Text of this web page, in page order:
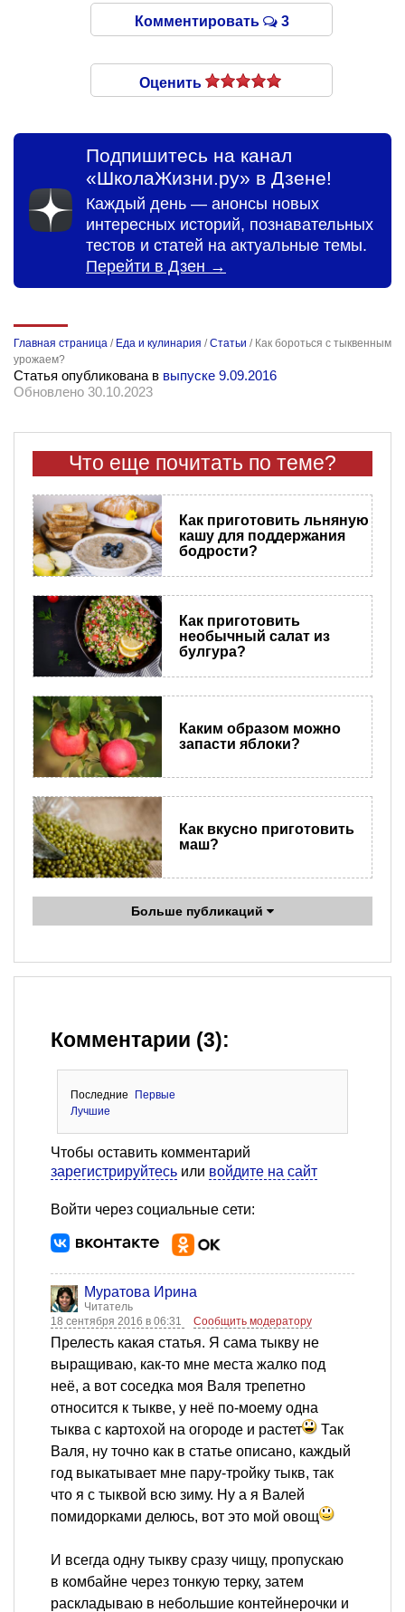
Комментировать 3
Оценить
Подпишитесь на канал
«ШколаЖизни.ру» в Дзене!
Каждый день — анонсы новых
интересных историй, познавательных
тестов и статей на актуальные темы.
Перейти в Дзен →
Главная страница / Еда и кулинария /Статьи / Как бороться с тыквенным
урожаем?
Статья опубликована в выпуске 9.09.2016
Обновлено 30.10.2023
Что еще почитать по теме?
Как приготовить льняную
кашу для поддержания
бодрости?
Как приготовить
необычный салат из
булгура?
Каким образом можно
запасти яблоки?
Как вкусно приготовить
маш?
Больше публикаций
Комментарии (3):
Последние
Первые
Лучшие
Чтобы оставить комментарий
зарегистрируйтесь или войдите на сайт
Войти через социальные сети:
Муратова Ирина
Читатель
18 сентября 2016 в 06:31
Сообщить модератору
Прелесть какая статья. Я сама тыкву не
выращиваю, как-то мне места жалко под
неё, а вот соседка моя Валя трепетно
относится к тыкве, у неё по-моему одна
тыква с картохой на огороде и растет
Так
Валя, ну точно как в статье описано, каждый
год выкатывает мне пару-тройку тыкв, так
что я с тыквой всю зиму. Ну а я Валей
помидорками делюсь, вот это мой овощ
И всегда одну тыкву сразу чищу, пропускаю
в комбайне через тонкую терку, затем
раскладываю в небольшие контейнерочки и